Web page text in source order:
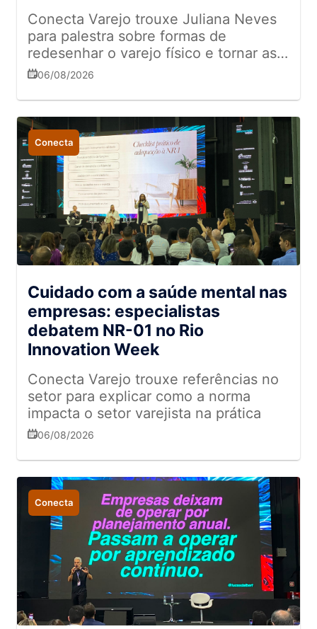
Conecta Varejo trouxe Juliana Neves
para palestra sobre formas de
redesenhar o varejo físico e tornar as
experiências mais memoráveis
06/08/2026
Conecta
Cuidado com a saúde mental nas
empresas: especialistas
debatem NR-01 no Rio
Innovation Week
Conecta Varejo trouxe referências no
setor para explicar como a norma
impacta o setor varejista na prática
06/08/2026
Conecta